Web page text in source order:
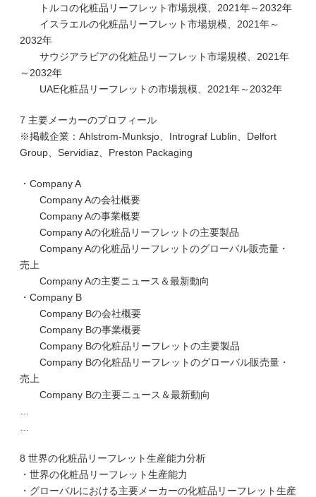
トルコの化粧品リーフレット市場規模、2021年～2032年
イスラエルの化粧品リーフレット市場規模、2021年～
2032年
サウジアラビアの化粧品リーフレット市場規模、2021年
～2032年
UAE化粧品リーフレットの市場規模、2021年～2032年
7 主要メーカーのプロフィール
※掲載企業：Ahlstrom-Munksjo、Intrograf Lublin、Delfort
Group、Servidiaz、Preston Packaging
・Company A
Company Aの会社概要
Company Aの事業概要
Company Aの化粧品リーフレットの主要製品
Company Aの化粧品リーフレットのグローバル販売量・
売上
Company Aの主要ニュース＆最新動向
・Company B
Company Bの会社概要
Company Bの事業概要
Company Bの化粧品リーフレットの主要製品
Company Bの化粧品リーフレットのグローバル販売量・
売上
Company Bの主要ニュース＆最新動向
8 世界の化粧品リーフレット生産能力分析
・世界の化粧品リーフレット生産能力
・グローバルにおける主要メーカーの化粧品リーフレット生産